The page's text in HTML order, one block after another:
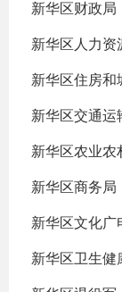
新华区财政局
新华区人力资
新华区住房和
新华区交通运
新华区农业农
新华区商务局
新华区文化广
新华区卫生健